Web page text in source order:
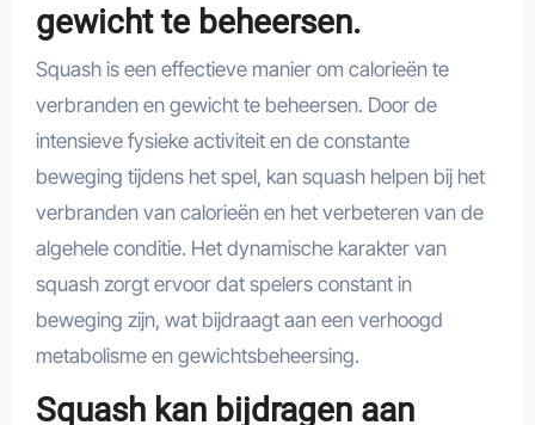
gewicht te beheersen.
Squash is een effectieve manier om calorieën te
verbranden en gewicht te beheersen. Door de
intensieve fysieke activiteit en de constante
beweging tijdens het spel, kan squash helpen bij het
verbranden van calorieën en het verbeteren van de
algehele conditie. Het dynamische karakter van
squash zorgt ervoor dat spelers constant in
beweging zijn, wat bijdraagt aan een verhoogd
metabolisme en gewichtsbeheersing.
Squash kan bijdragen aan